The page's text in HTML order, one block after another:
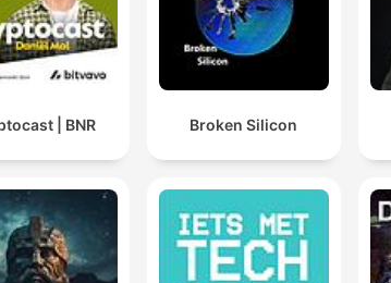
| BNR Broken Silicon